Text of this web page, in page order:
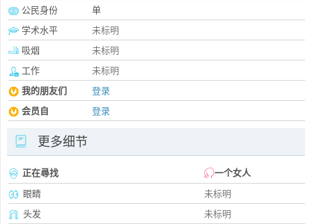
公民身份
单
学术水平
未标明
吸烟
未标明
工作
未标明
我的朋友们
登录
会员自
登录
更多细节
正在尋找
一个女人
眼睛
未标明
头发
未标明